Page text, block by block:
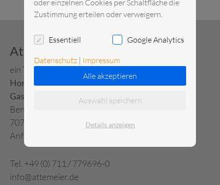
Attemeier Mietservice
ein Tochterunternehmen von
Horn Verleihservice
Gastronomie-Großhandel
Benzstraße 17
70771 Leinfelden-Echterdingen
Anfahrt (Google Maps)
Tel. +49 (0) 711 / 779696-0
info@attemeier.de
oder einzelnen Cookies per Schaltfläche die
Zustimmung erteilen oder verweigern.
Essentiell Google Analytics
Datenschutz | Impressum
Alle akzeptieren
Auswahl speichern
Details anzeigen